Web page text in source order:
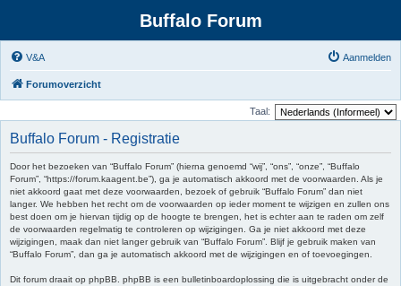
Buffalo Forum
V&A Aanmelden
Forumoverzicht
Taal:
Buffalo Forum - Registratie
Door het bezoeken van “Buffalo Forum” (hierna genoemd “wij”, “ons”, “onze”, “Buffalo
Forum”, “https://forum.kaagent.be”), ga je automatisch akkoord met de voorwaarden. Als je
niet akkoord gaat met deze voorwaarden, bezoek of gebruik “Buffalo Forum” dan niet
langer. We hebben het recht om de voorwaarden op ieder moment te wijzigen en zullen ons
best doen om je hiervan tijdig op de hoogte te brengen, het is echter aan te raden om zelf
de voorwaarden regelmatig te controleren op wijzigingen. Ga je niet akkoord met deze
wijzigingen, maak dan niet langer gebruik van “Buffalo Forum”. Blijf je gebruik maken van
“Buffalo Forum”, dan ga je automatisch akkoord met de wijzigingen en of toevoegingen.
Dit forum draait op phpBB. phpBB is een bulletinboardoplossing die is uitgebracht onder de